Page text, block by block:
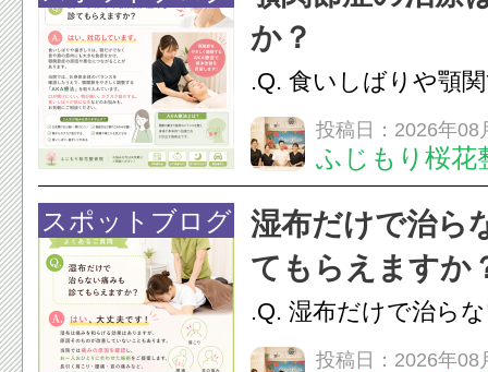
か？
.Q. 食いしばりや顎
らえますか？A. はい
す。食いしばりや歯
けでなく首や肩の筋
担をかけ、顎関節症
つながることがあり
投稿日：2026年08
ふじもり桜花
スポットブログ
湿布だけで治ら
てもらえますか
.Q. 湿布だけで治ら
らえますか？A. はい
投稿日：2026年08